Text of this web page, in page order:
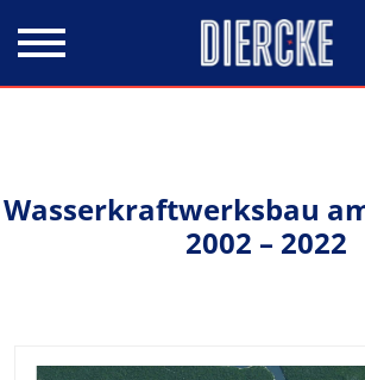
Wasserkraftwerksbau
2002 – 2022